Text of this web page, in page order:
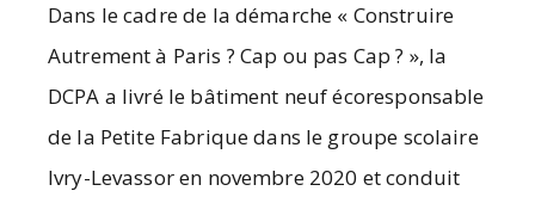
Dans le cadre de la démarche « Construire
Autrement à Paris ? Cap ou pas Cap ? », la
DCPA a livré le bâtiment neuf écoresponsable
de la Petite Fabrique dans le groupe scolaire
Ivry-Levassor en novembre 2020 et conduit